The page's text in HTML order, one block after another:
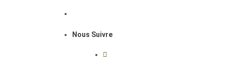
Nous Suivre